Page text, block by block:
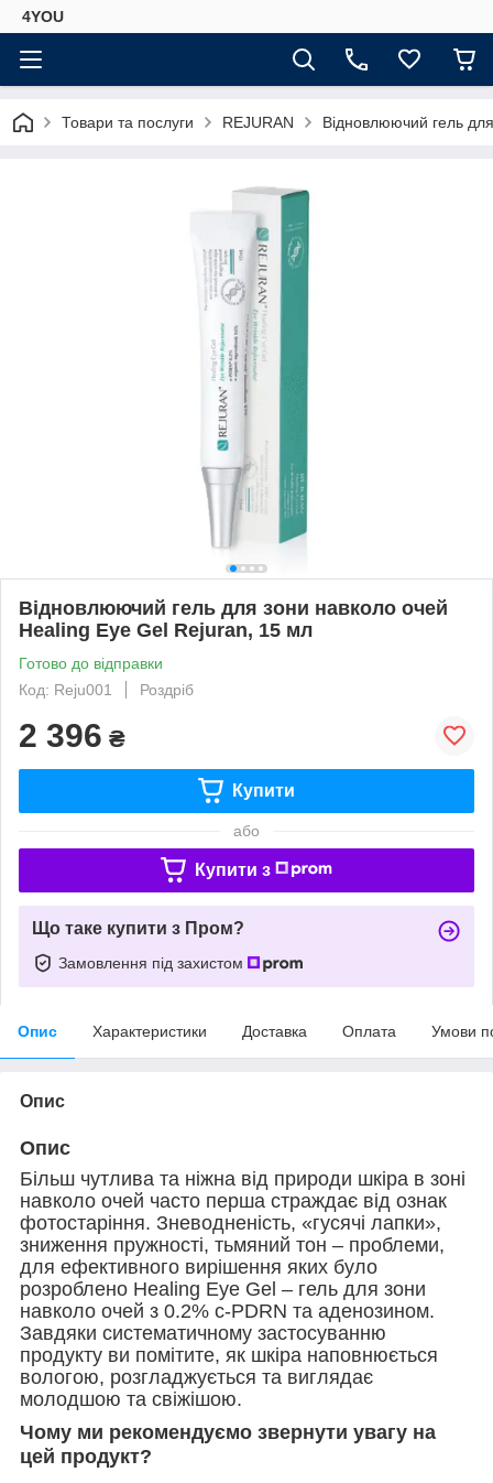
4YOU
Товари та послуги REJURAN Відновлюючий гель
Відновлюючий гель для зони навколо очей
Healing Eye Gel Rejuran, 15 мл
Готово до відправки
Код: Reju001
Роздріб
2 396 ₴
Купити
або
Купити з
Що таке купити з Пром?
Замовлення під захистом
Опис Характеристики Доставка Оплата Умови
Опис
Опис
Більш чутлива та ніжна від природи шкіра в зоні
навколо очей часто перша страждає від ознак
фотостаріння. Зневодненість, «гусячі лапки»,
зниження пружності, тьмяний тон – проблеми,
для ефективного вирішення яких було
розроблено Healing Eye Gel – гель для зони
навколо очей з 0.2% c-PDRN та аденозином.
Завдяки систематичному застосуванню
продукту ви помітите, як шкіра наповнюється
вологою, розгладжується та виглядає
молодшою та свіжішою.
Чому ми рекомендуємо звернути увагу на
цей продукт?